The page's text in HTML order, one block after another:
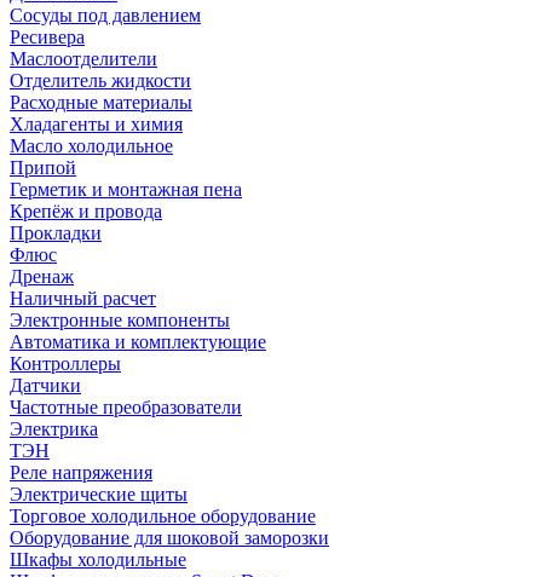
Сосуды под давлением
Ресивера
Маслоотделители
Отделитель жидкости
Расходные материалы
Хладагенты и химия
Масло холодильное
Припой
Герметик и монтажная пена
Крепёж и провода
Прокладки
Флюс
Дренаж
Наличный расчет
Электронные компоненты
Автоматика и комплектующие
Контроллеры
Датчики
Частотные преобразователи
Электрика
ТЭН
Реле напряжения
Электрические щиты
Торговое холодильное оборудование
Оборудование для шоковой заморозки
Шкафы холодильные